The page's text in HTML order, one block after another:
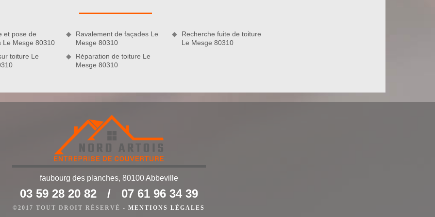
d’un prestataire professionnel et aussi bien équipé. Pour
merci de nous faire appel directement.
de couverture Nord Artois
Nord Artois suggère également comme prestations le
de gouttières, la peinture sur toiture, le nettoyage et
toiture. N’hésitez pas à nous contacter et à nous confier
et pose de
Le Mesge 80310
toiture Le
Ravalement de façades Le
Mesge 80310
Réparation de toiture Le
Mesge 80310
Recherche fuite de toiture
Le Mesge 80310
faubourg des planches, 80100 Abbeville
03 59 28 20 82 / 07 61 96 34 39
©2017 TOUT DROIT RÉSERVÉ - MENTIONS LÉGALES